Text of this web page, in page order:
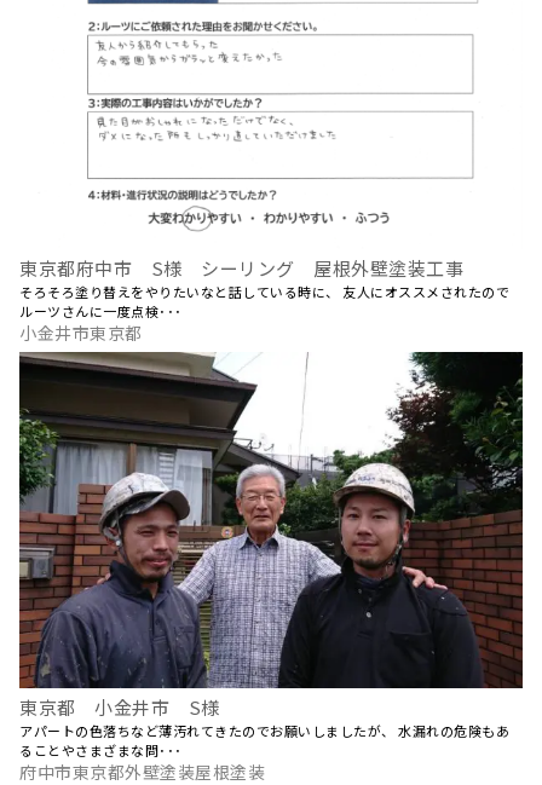
東京都府中市 S様 シーリング 屋根外壁塗装工事
そろそろ塗り替えをやりたいなと話している時に、 友人にオススメされたので
ルーツさんに一度点検･･･
小金井市東京都
東京都 小金井市 S様
アパートの色落ちなど薄汚れてきたのでお願いしましたが、 水漏れの危険もあ
ることやさまざまな問･･･
府中市東京都外壁塗装屋根塗装